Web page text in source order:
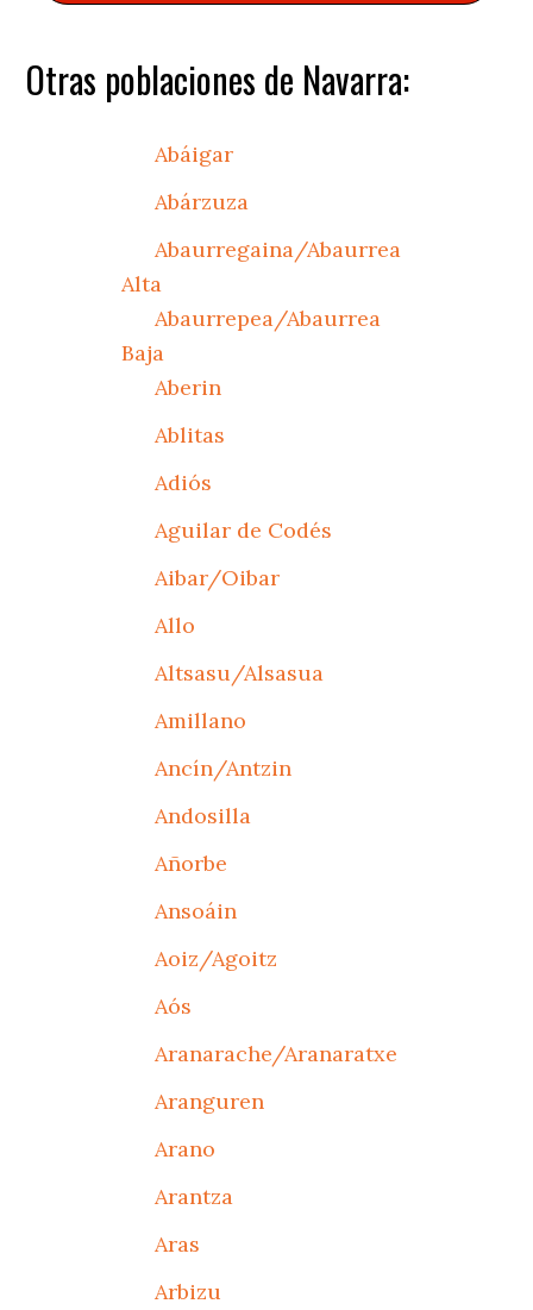
Otras poblaciones de Navarra:
Abáigar
Abárzuza
Abaurregaina/Abaurrea
Alta
Abaurrepea/Abaurrea
Baja
Aberin
Ablitas
Adiós
Aguilar de Codés
Aibar/Oibar
Allo
Altsasu/Alsasua
Amillano
Ancín/Antzin
Andosilla
Añorbe
Ansoáin
Aoiz/Agoitz
Aós
Aranarache/Aranaratxe
Aranguren
Arano
Arantza
Aras
Arbizu